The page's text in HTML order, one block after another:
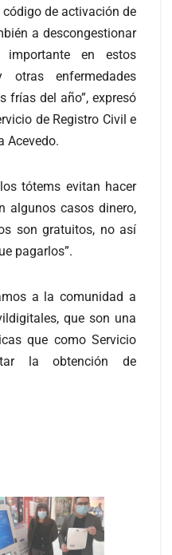
de activación de
a descongestionar
en estos
enfermedades
frías del año”, expresó
de Registro Civil e
Acevedo.
tótems evitan hacer
algunos casos dinero,
son gratuitos, no así
pagarlos”.
a la comunidad a
que son una
que como Servicio
la obtención de